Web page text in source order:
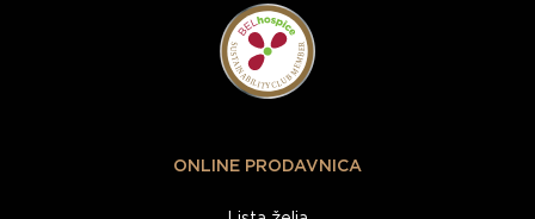
ONLINE PRODAVNICA